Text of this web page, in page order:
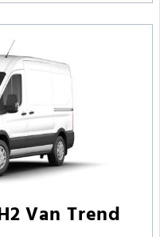
Van Trend